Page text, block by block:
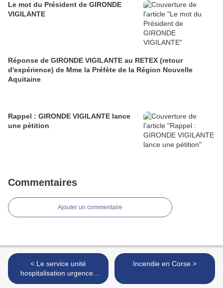
Le mot du Président de GIRONDE
VIGILANTE
Réponse de GIRONDE VIGILANTE au RETEX (retour
d'expérience) de Mme la Préfète de la Région Nouvelle
Aquitaine
Rappel : GIRONDE VIGILANTE lance
une pétition
Commentaires
Ajouter un commentaire
< Le service unité
hospitalisation urgences
fermé en raison du nombre
Incendie en Corse >